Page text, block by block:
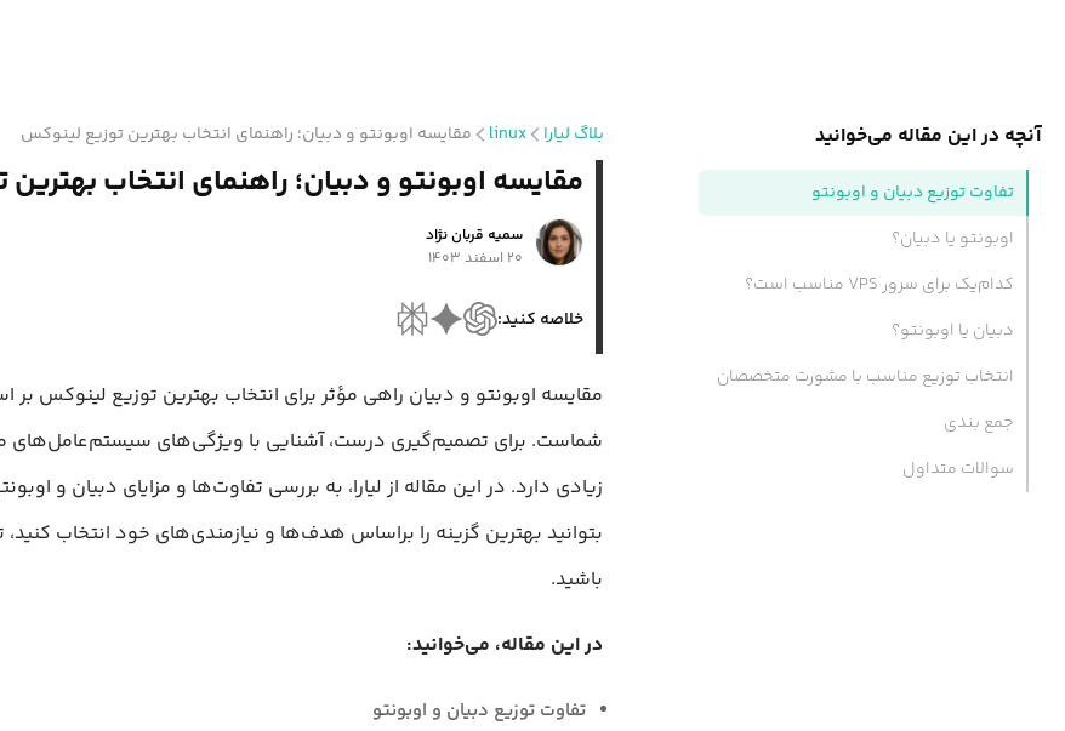
آنچه در این مقاله می‌خوانید
تفاوت توزیع دبیان و اوبونتو
اوبونتو یا دبیان؟
‌کدام‌یک برای سرور VPS مناسب است؟
دبیان یا اوبونتو؟
انتخاب توزیع مناسب با مشورت متخصصان
جمع‌ بندی
سوالات متداول
بلاگ لیارا linux مقایسه اوبونتو و دبیان؛ راهنمای انتخاب بهترین توزیع لینوکس
مقایسه اوبونتو و دبیان؛ راهنمای انتخاب
سمیه قربان نژاد
۲۰ اسفند ۱۴۰۳
خلاصه کنید:
مقایسه اوبونتو و دبیان راهی مؤثر برای انتخاب بهترین توزیع لینوکس بر
شماست. برای تصمیم‌گیری درست، آشنایی با ویژگی‌های سیستم‌عامل‌های
زیادی دارد. در این مقاله از لیارا، به بررسی تفاوت‌ها و مزایای دبیان و
بتوانید بهترین گزینه را بر‌اساس هدف‌ها و نیازمندی‌های خود انتخاب کنید،
باشید.
در این مقاله، می‌خوانید:
تفاوت توزیع دبیان و اوبونتو